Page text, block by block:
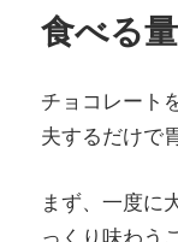
食べる
チョコレート
夫するだけで
まず、一度に